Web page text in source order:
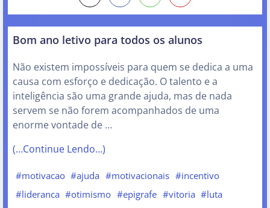
Bom ano letivo para todos os alunos
Não existem impossíveis para quem se dedica a uma
causa com esforço e dedicação. O talento e a
inteligência são uma grande ajuda, mas de nada
servem se não forem acompanhados de uma
enorme vontade de …
(…Continue Lendo…)
#motivacao #ajuda #motivacionais #incentivo
#lideranca #otimismo #epigrafe #vitoria #luta